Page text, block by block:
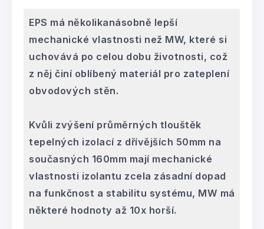
EPS má několikanásobně lepší
mechanické vlastnosti než MW, které si
uchovává po celou dobu životnosti, což
z něj činí oblíbený materiál pro zateplení
obvodových stěn.
Kvůli zvýšení průměrných tlouštěk
tepelných izolací z dřívějších 50mm na
současných 160mm mají mechanické
vlastnosti izolantu zcela zásadní dopad
na funkčnost a stabilitu systému, MW má
některé hodnoty až 10x horší.